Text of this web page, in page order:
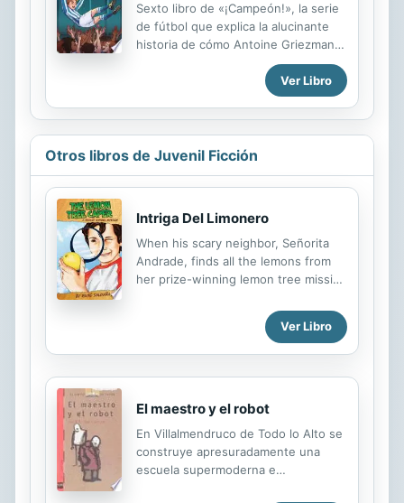
destino, el delantero actual del
equipo se lesiona durante las
vacaciones, y es necesario encontrar
un reemplazo cuanto antes. A pesar
de que su padre, «el Grizzly», se
opone, y sus amigos y conocidos
Sexto libro de «¡Campeón!», la serie
de fútbol que explica la alucinante
historia de cómo Antoine Griezmann
llegó a convertirse en uno de los
mejores jugadores del mundo.
Comienza una nueva temporada para
Grizi como jugador del San
Sebastián. El joven futbolista se
encuentra con Diego, su compañero
ansioso por reencontrarse con sus
cuenta de que Andrea, la chica que
le gusta, está intentando evitarlo...
Tony, sin embargo, no tiene tiempo
para pensarlo: la llegada de un nuevo
Ver Libro
Otros libros de Juvenil Ficción
Intriga Del Limonero
When his scary neighbor, Señorita
Andrade, finds all the lemons from
her prize-winning lemon tree missing
determine what happened.
Ver Libro
El maestro y el robot
En Villalmendruco de Todo lo Alto se
construye apresuradamente una
escuela supermoderna e